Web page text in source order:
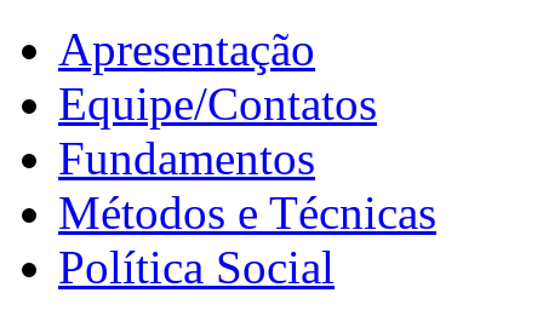
Apresentação
Equipe/Contatos
Fundamentos
Métodos e Técnicas
Política Social